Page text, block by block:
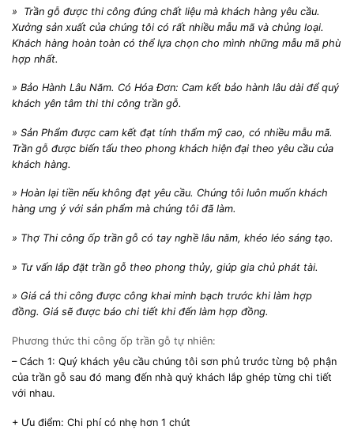
» Trần gỗ được thi công đúng chất liệu mà khách hàng yêu cầu.
Xưởng sản xuất của chúng tôi có rất nhiều mẫu mã và chủng loại.
Khách hàng hoàn toàn có thể lựa chọn cho mình những mẫu mã phù
hợp nhất.
» Bảo Hành Lâu Năm. Có Hóa Đơn: Cam kết bảo hành lâu dài để quý
khách yên tâm thi thi công trần gỗ.
» Sản Phẩm được cam kết đạt tính thẩm mỹ cao, có nhiều mẫu mã.
Trần gỗ được biến tấu theo phong khách hiện đại theo yêu cầu của
khách hàng.
» Hoàn lại tiền nếu không đạt yêu cầu. Chúng tôi luôn muốn khách
hàng ưng ý với sản phẩm mà chúng tôi đã làm.
» Thợ Thi công ốp trần gỗ có tay nghề lâu năm, khéo léo sáng tạo.
» Tư vấn lắp đặt trần gỗ theo phong thủy, giúp gia chủ phát tài.
» Giá cả thi công được công khai minh bạch trước khi làm hợp
đồng. Giá sẽ được báo chi tiết khi đến làm hợp đồng.
Phương thức thi công ốp trần gỗ tự nhiên:
– Cách 1: Quý khách yêu cầu chúng tôi sơn phủ trước từng bộ phận
của trần gỗ sau đó mang đến nhà quý khách lắp ghép từng chi tiết
với nhau.
+ Ưu điểm: Chi phí có nhẹ hơn 1 chút